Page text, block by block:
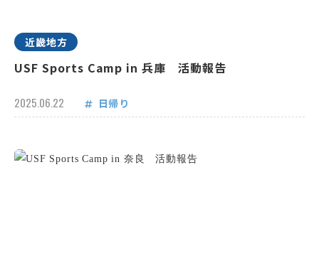
近畿地方
USF Sports Camp in 兵庫 活動報告
2025.06.22 日帰り